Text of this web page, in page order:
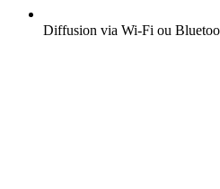
Diffusion via Wi-Fi ou